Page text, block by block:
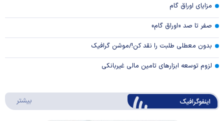
مزایای اوراق گام
صفر تا صد «اوراق گام»
بدون معطلی طلبت را نقد کن!/موشن گرافیک
لزوم توسعه ابزارهای تامین مالی غیربانکی
اینفوگرافیک بیشتر